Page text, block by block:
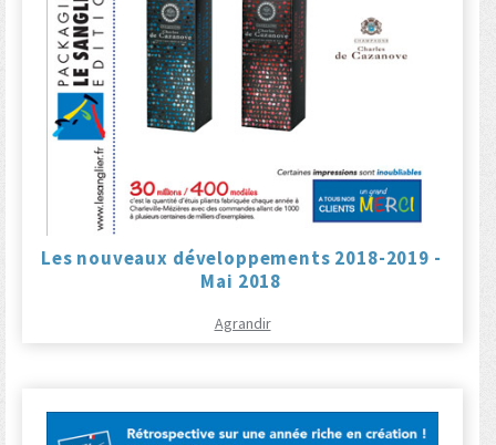
Les nouveaux développements 2018-2019 -
Mai 2018
Agrandir